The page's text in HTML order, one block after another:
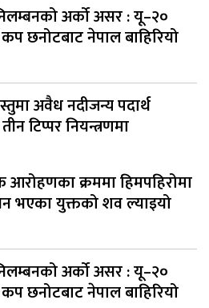
अर्को असर : यू–२०
छनोटबाट नेपाल बाहिरियो
अवैध नदीजन्य पदार्थ
टिप्पर नियन्त्रणमा
आरोहणका क्रममा हिमपहिरोमा
भएका युक्तको शव ल्याइयो
अर्को असर : यू–२०
छनोटबाट नेपाल बाहिरियो